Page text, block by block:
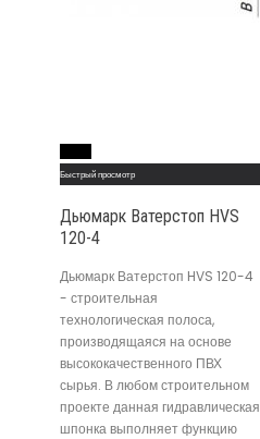
Быстрый просмотр
Дьюмарк Ватерстоп HVS
120-4
Дьюмарк Ватерстоп HVS 120-4
- строительная
технологическая полоса,
производящаяся на основе
высококачественного ПВХ
сырья. В любом строительном
проекте данная гидравлическая
шпонка выполняет функцию